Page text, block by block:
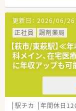
＜業務内容＞
■近隣のクリ
など複数科目
＜研修制度＞
■現場の先輩
■研修に関し
研修などを受
から補助され
＜法人特徴＞
■福岡県に本
更新日： 2026/06/26
正社員
調剤薬局
【萩市/東萩駅】≪
科メイン、在宅医
に年収アップも可
駅チカ 年間休日